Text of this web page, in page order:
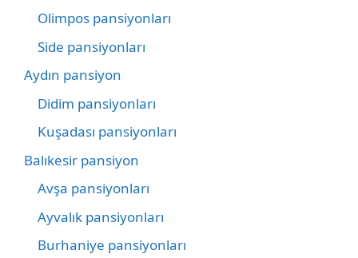
Olimpos pansiyonları
Side pansiyonları
Aydın pansiyon
Didim pansiyonları
Kuşadası pansiyonları
Balıkesir pansiyon
Avşa pansiyonları
Ayvalık pansiyonları
Burhaniye pansiyonları